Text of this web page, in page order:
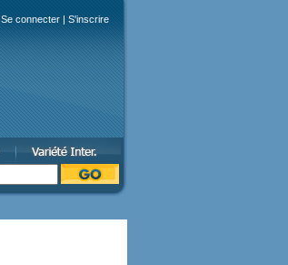
Se connecter | S'inscrire